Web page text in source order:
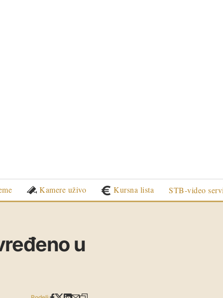
Kamere uživo Kursna lista STB-video
u